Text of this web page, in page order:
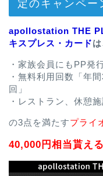
定のキャンペー
apollostation THE
キスプレス・カードは
・家族会員にもPP発
・無料利用回数「年
回」
・レストラン、休憩
の3点を満たすプライ
40,000円相当貰え